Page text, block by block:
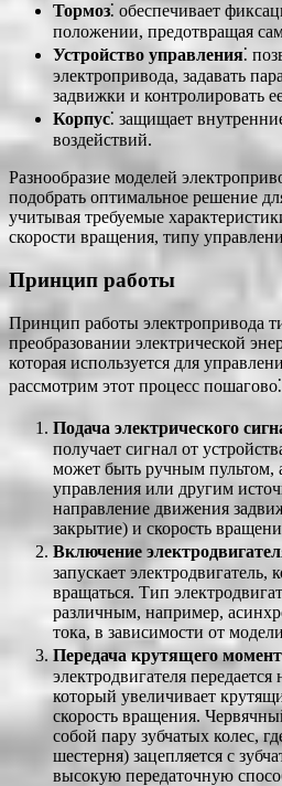
Тормоз⁚ обеспечивает
положении, предотвращая
Устройство управления⁚
электропривода, задавать
задвижки и контролировать
Корпус⁚ защищает
воздействий.
Разнообразие моделей
подобрать оптимальное решение
учитывая требуемые
скорости вращения, типу
Принцип работы
Принцип работы электропривода
преобразовании электрической
которая используется для
рассмотрим этот процесс пошагово⁚
Подача электрического
получает сигнал от
может быть ручным пультом,
управления или другим
направление движения
закрытие) и скорость
Включение
запускает электродвигатель,
вращаться. Тип
различным, например,
тока, в зависимости от
Передача крутящего
электродвигателя
который увеличивает
скорость вращения.
собой пару зубчатых колес,
шестерня) зацепляется с
высокую передаточную